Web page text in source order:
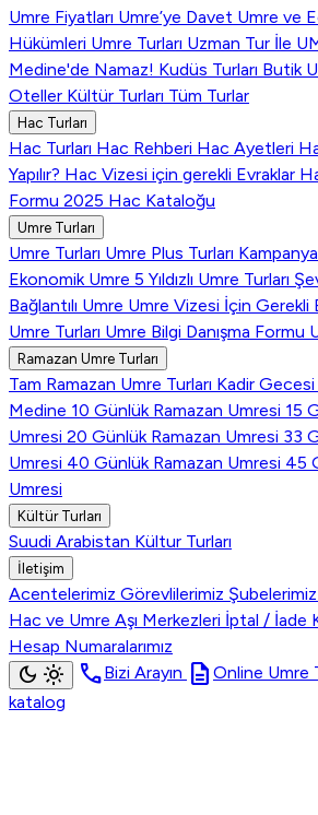
Umre Fiyatları Umre’ye Davet Umre ve
Hükümleri Umre Turları Uzman Tur İle
Medine'de Namaz! Kudüs Turları Butik
Oteller Kültür Turları Tüm Turlar
Hac Turları
Hac Turları Hac Rehberi Hac Ayetleri
Yapılır? Hac Vizesi için gerekli Evraklar
Formu 2025 Hac Kataloğu
Umre Turları
Umre Turları Umre Plus Turları
Ekonomik Umre 5 Yıldızlı Umre Turları
Bağlantılı Umre Umre Vizesi İçin Gerekli
Umre Turları Umre Bilgi Danışma Formu
Ramazan Umre Turları
Tam Ramazan Umre Turları Kadir
Medine 10 Günlük Ramazan Umresi 15
Umresi 20 Günlük Ramazan Umresi 33
Umresi 40 Günlük Ramazan Umresi 45
Umresi
Kültür Turları
Suudi Arabistan Kültur Turları
İletişim
Acentelerimiz Görevlilerimiz Şubelerimiz
Hac ve Umre Aşı Merkezleri İptal / İade
Hesap Numaralarımız
dark_mode light_mode callBizi Arayın description Online Umre
katalog